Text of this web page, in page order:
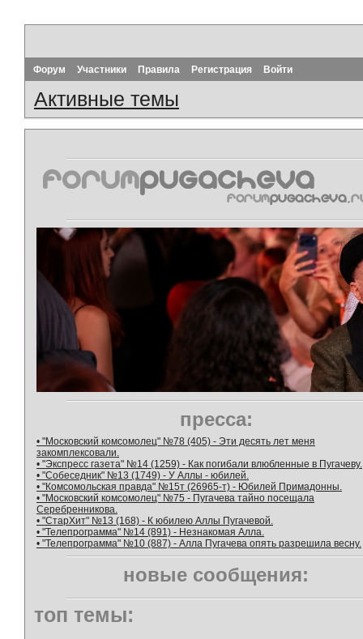
Форум Участники Правила Регистрация Войти
Активные темы
пресса:
• "Московский комсомолец" №78 (405) - Эти десять лет меня
закомплексовали.
• "Экспресс газета" №14 (1259) - Как погибали влюбленные в Пугачеву.
• "Собеседник" №13 (1749) - У Аллы - юбилей.
• "Комсомольская правда" №15т (26965-т) - Юбилей Примадонны.
• "Московский комсомолец" №75 - Пугачева тайно посещала
Серебренникова.
• "СтарХит" №13 (168) - К юбилею Аллы Пугачевой.
• "Телепрограмма" №14 (891) - Незнакомая Алла.
• "Телепрограмма" №10 (887) - Алла Пугачева опять разрешила весну.
новые сообщения:
топ темы: